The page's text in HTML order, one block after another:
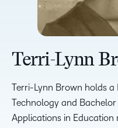
Terri-Lynn
Terri-Lynn Brown holds a
Technology and
Applications in Education